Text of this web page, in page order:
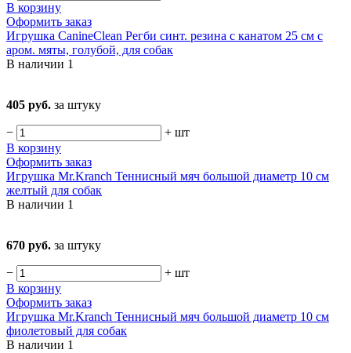
В корзину
Оформить заказ
Игрушка CanineClean Регби синт. резина с канатом 25 см с
аром. мяты, голубой, для собак
В наличии 1
405 руб. за штуку
− + шт
В корзину
Оформить заказ
Игрушка Mr.Kranch Теннисный мяч большой диаметр 10 см
желтый для собак
В наличии 1
670 руб. за штуку
− + шт
В корзину
Оформить заказ
Игрушка Mr.Kranch Теннисный мяч большой диаметр 10 см
фиолетовый для собак
В наличии 1